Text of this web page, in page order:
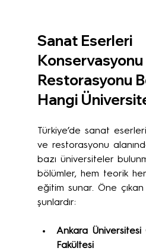
Sanat Eserleri
Konservasyonu
Restorasyonu
Hangi
Türkiye’de sanat
ve restorasyonu
bazı üniversiteler
bölümler, hem teorik
eğitim sunar. Öne
şunlardır:
Ankara
Fakültesi